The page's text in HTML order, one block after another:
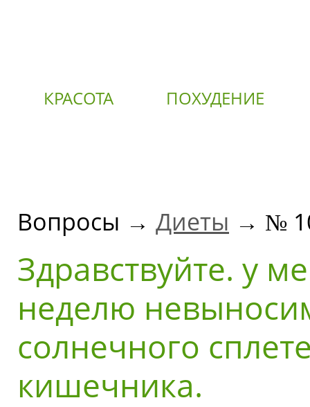
КРАСОТА ПОХУДЕНИЕ
Вопросы → Диеты → №
Здравствуйте. у
неделю
солнечного
кишечника.